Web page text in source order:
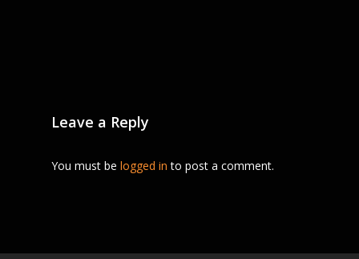
Leave a Reply
You must be logged in to post a comment.